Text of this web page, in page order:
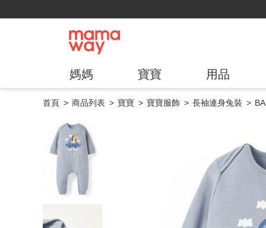
媽媽 寶寶 用品
首頁 商品列表 寶寶 寶寶服飾 長袖連身兔裝